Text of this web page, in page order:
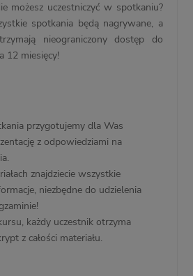
możesz uczestniczyć w spotkaniu?
spotkania będą nagrywane, a
nieograniczony dostęp do
12 miesięcy!
przygotujemy dla Was
z odpowiedziami na
znajdziecie wszystkie
niezbędne do udzielenia
każdy uczestnik otrzyma
z całości materiału.